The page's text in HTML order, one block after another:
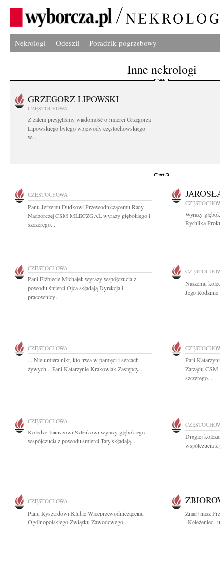
Nekrologi Odeszli Poradnik pogrzebowy
Inne nekrologi
GRZEGORZ LIPOWSKI
CZĘSTOCHOWA
Z żalem przyjęliśmy wiadomość o śmierci Grzegorza
Lipowskiego byłego wojewody częstochowskiego
w...
CZĘSTOCHOWA
Panu Jerzemu Dudkowi Przewodniczącemu Rady
Nadzorczej CSM MLECZGAL wyrazy głębokiego i
szczerego...
Wyrazy
Rychlika
CZĘSTOCHOWA
Pani Elżbiecie Michałek wyrazy współczucia z
powodu śmierci Ojca składają Dyrekcja i
pracownicy...
Naszemu
Jego Rodzinie
CZĘSTOCHOWA
... Nie umiera nikt, kto trwa w pamięci i sercach
żywych... Pani Katarzynie Krakowiak Zastępcy...
Pani
Zarządu
szczerego...
CZĘSTOCHOWA
Koledze Januszowi Szlenkowi wyrazy głębokiego
współczucia z powodu śmierci Taty składają...
Drogiej
współczucia
CZĘSTOCHOWA
Panu Ryszardowi Klubie Wiceprzewodniczącemu
Ogólnopolskiego Związku Zawodowego...
Zmarł nasz
"Koleżeniec"